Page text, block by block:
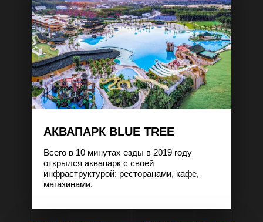
АКВАПАРК BLUE TREE
Всего в 10 минутах езды в 2019 году
открылся аквапарк с своей
инфраструктурой: ресторанами, кафе,
магазинами.